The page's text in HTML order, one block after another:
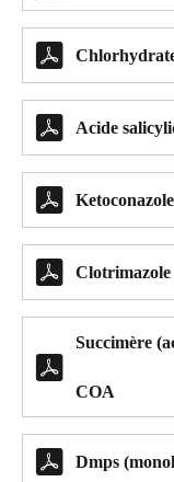

 Acide



Succimère
COA
 Dmps